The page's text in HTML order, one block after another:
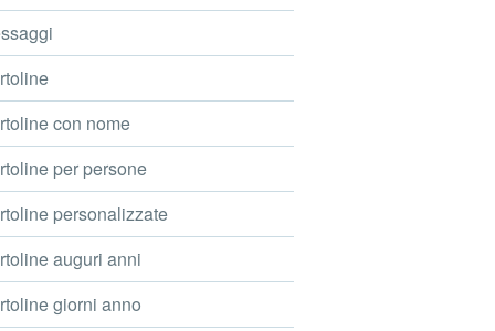
con nome
per persone
personalizzate
auguri anni
giorni anno